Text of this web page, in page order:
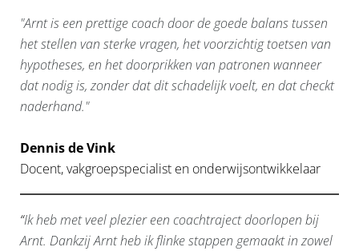
"Arnt is een prettige coach door de goede balans tussen
het stellen van sterke vragen, het voorzichtig toetsen van
hypotheses, en het doorprikken van patronen wanneer
dat nodig is, zonder dat dit schadelijk voelt, en dat checkt
naderhand."
Dennis de Vink
Docent, vakgroepspecialist en onderwijsontwikkelaar
“Ik heb met veel plezier een coachtraject doorlopen bij
Arnt. Dankzij Arnt heb ik flinke stappen gemaakt in zowel